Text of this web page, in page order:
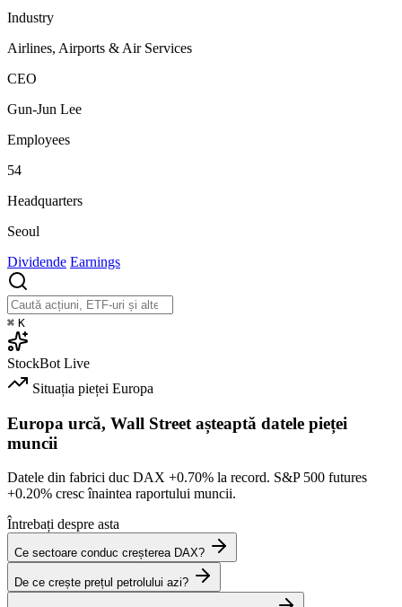
Industry
Airlines, Airports & Air Services
CEO
Gun-Jun Lee
Employees
54
Headquarters
Seoul
Dividende Earnings
⌘ K
StockBot Live
Situația pieței Europa
Europa urcă, Wall Street așteaptă datele pieței
muncii
Datele din fabrici duc DAX +0.70% la record. S&P 500 futures
+0.20% cresc înaintea raportului muncii.
Întrebați despre asta
Ce sectoare conduc creșterea DAX?
De ce crește prețul petrolului azi?